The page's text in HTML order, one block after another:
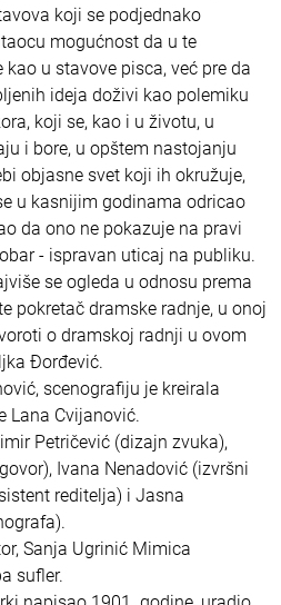
koji se podjednako
mogućnost da u te
u stavove pisca, već pre da
ideja doživi kao polemiku
koji se, kao i u životu, u
i bore, u opštem nastojanju
objasne svet koji ih okružuje,
u kasnijim godinama odricao
da ono ne pokazuje na pravi
- ispravan uticaj na publiku.
se ogleda u odnosu prema
pokretač dramske radnje, u onoj
o dramskoj radnji u ovom
Đorđević.
scenografiju je kreirala
Lana Cvijanović.
Petričević (dizajn zvuka),
Ivana Nenadović (izvršni
reditelja) i Jasna
Sanja Ugrinić Mimica
sufler.